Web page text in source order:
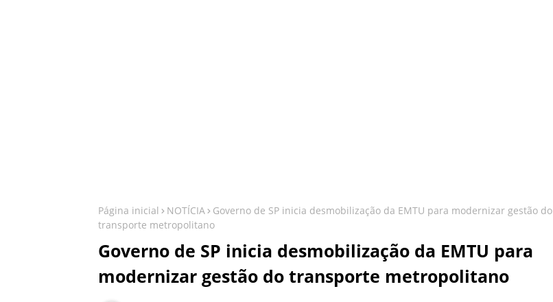
Página inicial NOTÍCIA
Governo de SP inicia desmobilização da EMTU para modernizar gestão do
transporte metropolitano
Governo de SP inicia desmobilização da EMTU para
modernizar gestão do transporte metropolitano